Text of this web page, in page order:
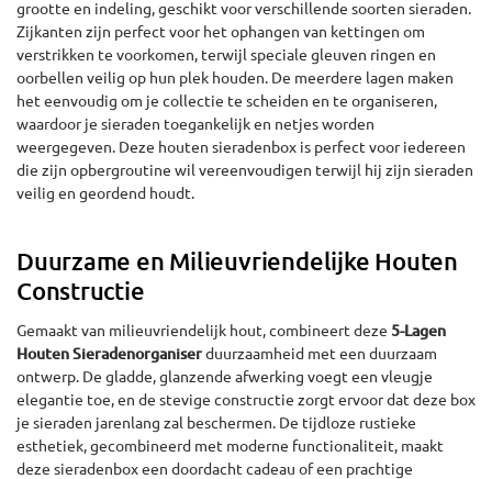
grootte en indeling, geschikt voor verschillende soorten sieraden.
Zijkanten zijn perfect voor het ophangen van kettingen om
verstrikken te voorkomen, terwijl speciale gleuven ringen en
oorbellen veilig op hun plek houden. De meerdere lagen maken
het eenvoudig om je collectie te scheiden en te organiseren,
waardoor je sieraden toegankelijk en netjes worden
weergegeven. Deze houten sieradenbox is perfect voor iedereen
die zijn opbergroutine wil vereenvoudigen terwijl hij zijn sieraden
veilig en geordend houdt.
Duurzame en Milieuvriendelijke Houten
Constructie
Gemaakt van milieuvriendelijk hout, combineert deze 5-Lagen
Houten Sieradenorganiserduurzaamheid met een duurzaam
ontwerp. De gladde, glanzende afwerking voegt een vleugje
elegantie toe, en de stevige constructie zorgt ervoor dat deze box
je sieraden jarenlang zal beschermen. De tijdloze rustieke
esthetiek, gecombineerd met moderne functionaliteit, maakt
deze sieradenbox een doordacht cadeau of een prachtige